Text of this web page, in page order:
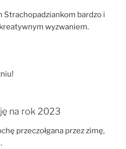
Strachopadziankom bardzo i
wyzwaniem.
na rok 2023
przeczołgana przez zimę,